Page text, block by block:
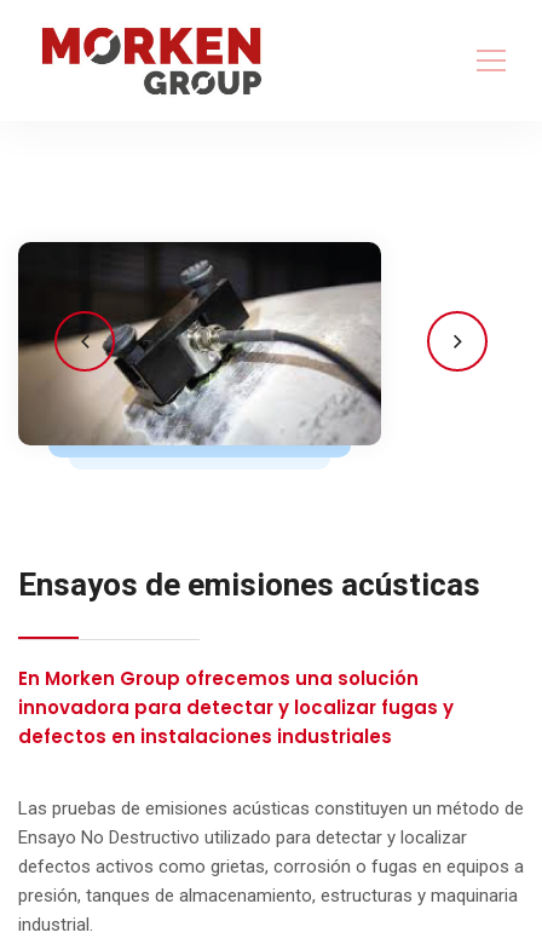
Ensayos de emisiones acústicas
En Morken Group ofrecemos una solución
innovadora para detectar y localizar fugas y
defectos en instalaciones industriales
Las pruebas de emisiones acústicas constituyen un método de
Ensayo No Destructivo utilizado para detectar y localizar
defectos activos como grietas, corrosión o fugas en equipos a
presión, tanques de almacenamiento, estructuras y maquinaria
industrial.